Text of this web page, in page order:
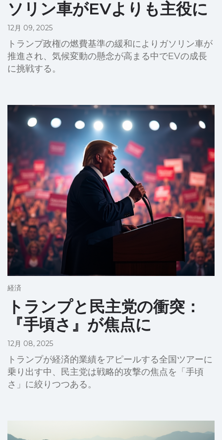
ソリン車がEVよりも主役に
12月 09, 2025
トランプ政権の燃費基準の緩和によりガソリン車が
推進され、気候変動の懸念が高まる中でEVの成長
に挑戦する。
経済
トランプと民主党の衝突：
『手頃さ』が焦点に
12月 08, 2025
トランプが経済的業績をアピールする全国ツアーに
乗り出す中、民主党は戦略的攻撃の焦点を「手頃
さ」に絞りつつある。